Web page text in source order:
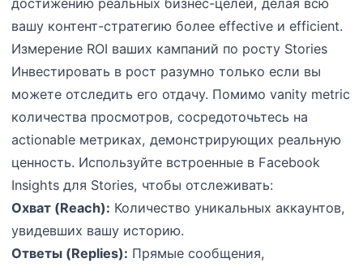
достижению реальных бизнес-целей, делая всю
вашу контент-стратегию более effective и efficient.
Измерение ROI ваших кампаний по росту Stories
Инвестировать в рост разумно только если вы
можете отследить его отдачу. Помимо vanity metric
количества просмотров, сосредоточьтесь на
actionable метриках, демонстрирующих реальную
ценность. Используйте встроенные в Facebook
Insights для Stories, чтобы отслеживать:
Охват (Reach): Количество уникальных аккаунтов,
увидевших вашу историю.
Ответы (Replies): Прямые сообщения,